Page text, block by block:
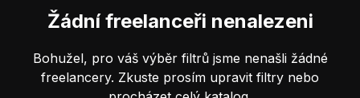
Žádní freelanceři nenalezeni
Bohužel, pro váš výběr filtrů jsme nenašli žádné
freelancery. Zkuste prosím upravit filtry nebo